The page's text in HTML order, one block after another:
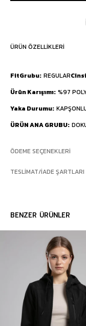
ÜRÜN ÖZELLIKLERI
FitGrubu REGULAR
Ürün Karışımı %97
Yaka Durumu
ÜRÜN ANA GRUBU
ÖDEME SEÇENEKLERI
TESLIMAT/İADE ŞARTLARI
BENZER ÜRÜNLER